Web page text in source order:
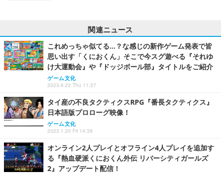
関連ニュース
これめっちゃ似てる…？な感じの新作ゲーム発表で皆
思い出す「くにおくん」そこで今スグ遊べる『それゆ
け大運動会』や『ドッジボール部』タイトルをご紹介
ゲーム文化
2023.6.22 Thu 11:27
タイ産の不良タクティクスRPG『番長タクティクス』
日本語版プロローグ映像！
ゲーム文化
2023.1.20 Fri 14:38
オンライン2人プレイとオフライン4人プレイを追加す
る『熱血硬派くにおくん外伝 リバーシティガールズ
2』アップデート配信！